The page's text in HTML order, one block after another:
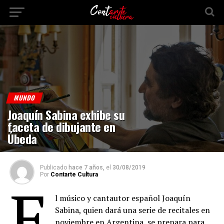
MUNDO
Joaquín Sabina exhibe su
faceta de dibujante en
Úbeda
Publicado hace 7 años, el 30/08/2019
Por Contarte Cultura
l músico y cantautor español Joaquín
Sabina, quien dará una serie de recitales en